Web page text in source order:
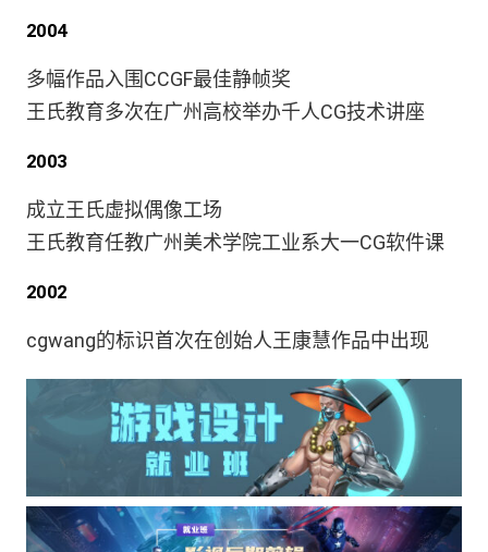
2004
多幅作品入围CCGF最佳静帧奖
王氏教育多次在广州高校举办千人CG技术讲座
2003
成立王氏虚拟偶像工场
王氏教育任教广州美术学院工业系大一CG软件课
2002
cgwang的标识首次在创始人王康慧作品中出现